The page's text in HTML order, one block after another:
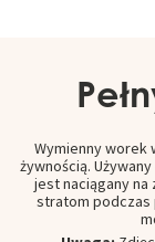
Wymienny worek
żywnością.
jest naciągany
stratom podczas